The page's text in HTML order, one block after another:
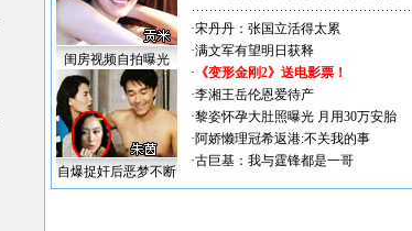
闺房视频自拍曝光
自爆捉奸后恶梦不断
·宋丹丹：张国立活得太累
·满文军有望明日获释
· 《变形金刚2》送电影票！
·李湘王岳伦恩爱待产
·黎姿怀孕大肚照曝光 月用30万安胎
·阿娇懒理冠希返港:不关我的事
·古巨基：我与霆锋都是一哥